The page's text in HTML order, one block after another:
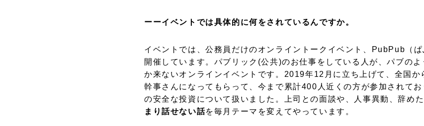
ーーイベントでは具体的に何をされているんですか。
イベントでは、公務員だけのオンライントークイベント、PubPub（ぱ
開催しています。パブリック(公共)のお仕事をしている人が、パブの
か来ないオンラインイベントです。2019年12月に立ち上げて、全国か
幹事さんになってもらって、今まで累計400人近くの方が参加されて
の安全な投資について扱いました。上司との面談や、人事異動、辞め
まり話せない話を毎月テーマを変えてやっています。